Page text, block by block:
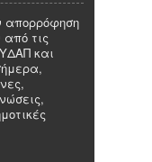
απορρόφηση
τις
και